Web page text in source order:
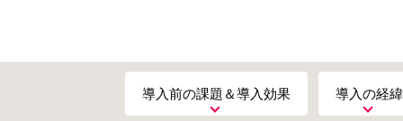
導入前の課題＆導入効果 導入の経緯